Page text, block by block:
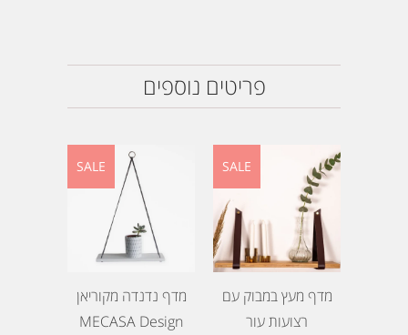
פריטים נוספים
מדף נדנדה מקוריאן
MECASA Design
SALE
מדף מעץ במבוק עם
רצועות עור
SALE